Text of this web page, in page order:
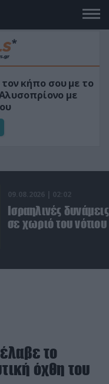
σου με το
με
09.08.2026 | 02:02
Ισραηλινές
σε χωριό του
το
όχθη του